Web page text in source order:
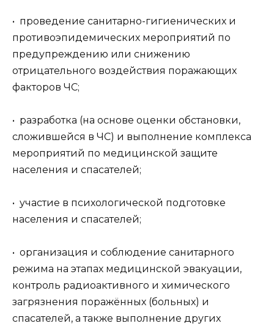
• проведение санитарно-гигиенических и
противоэпидемических мероприятий по
предупреждению или снижению
отрицательного воздействия поражающих
факторов ЧС;
• разработка (на основе оценки обстановки,
сложившейся в ЧС) и выполнение комплекса
мероприятий по медицинской защите
населения и спасателей;
• участие в психологической подготовке
населения и спасателей;
• организация и соблюдение санитарного
режима на этапах медицинской эвакуации,
контроль радиоактивного и химического
загрязнения поражённых (больных) и
спасателей, а также выполнение других